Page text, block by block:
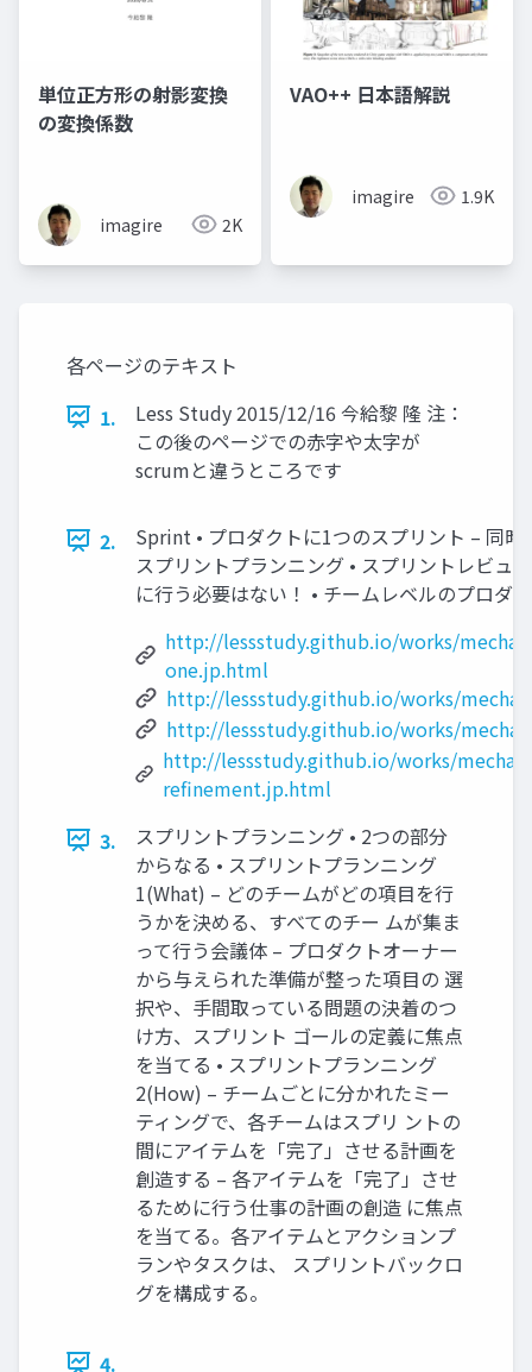
単位正方形の射影変換
の変換係数
imagire 2K
VAO++ 日本語解説
imagire 1.9K
各ページのテキスト
1.
Less Study 2015/12/16 今給黎 隆 注：
この後のページでの赤字や太字が
scrumと違うところです
2.
Sprint • プロダクトに1つのスプリント – 同
スプリントプランニング • スプリントレビュ
に行う必要はない！ • チームレベルのプロダ
http://lessstudy.github.io/works/
one.jp.html
http://lessstudy.github.io/works/
http://lessstudy.github.io/works/
http://lessstudy.github.io/works/
refinement.jp.html
3.
スプリントプランニング • 2つの部分
からなる • スプリントプランニング
1(What) – どのチームがどの項目を行
うかを決める、すべてのチー ムが集ま
って行う会議体 – プロダクトオーナー
から与えられた準備が整った項目の 選
択や、手間取っている問題の決着のつ
け方、スプリント ゴールの定義に焦点
を当てる • スプリントプランニング
2(How) – チームごとに分かれたミー
ティングで、各チームはスプリ ントの
間にアイテムを「完了」させる計画を
創造する – 各アイテムを「完了」させ
るために行う仕事の計画の創造 に焦点
を当てる。各アイテムとアクションプ
ランやタスクは、 スプリントバックロ
グを構成する。
4.